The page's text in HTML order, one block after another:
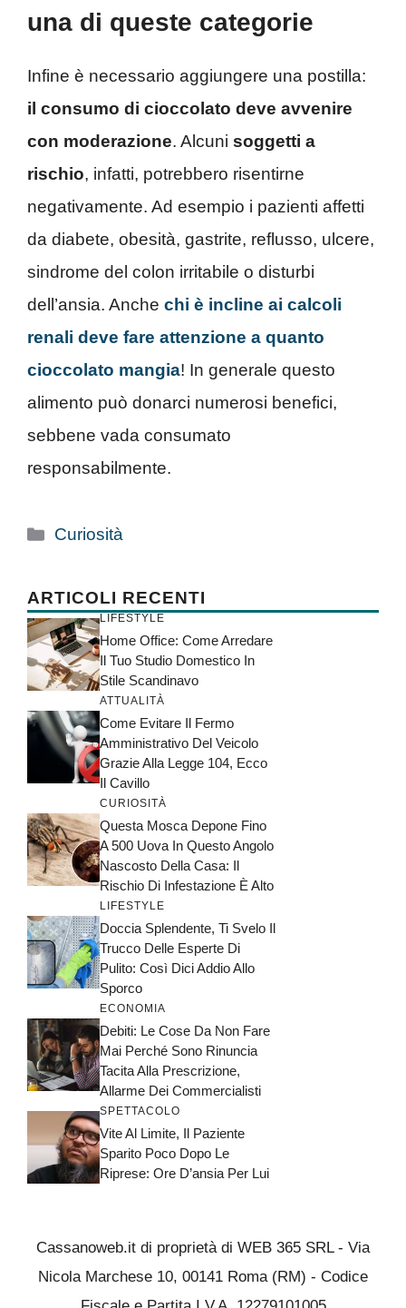
una di queste categorie
Infine è necessario aggiungere una postilla:
il consumo di cioccolato deve avvenire
con moderazione. Alcuni soggetti a
rischio, infatti, potrebbero risentirne
negativamente. Ad esempio i pazienti affetti
da diabete, obesità, gastrite, reflusso, ulcere,
sindrome del colon irritabile o disturbi
dell’ansia. Anche chi è incline ai calcoli
renali deve fare attenzione a quanto
cioccolato mangia! In generale questo
alimento può donarci numerosi benefici,
sebbene vada consumato
responsabilmente.
Categorie
Curiosità
ARTICOLI RECENTI
LIFESTYLE
Home Office: Come Arredare
Il Tuo Studio Domestico In
Stile Scandinavo
ATTUALITÀ
Come Evitare Il Fermo
Amministrativo Del Veicolo
Grazie Alla Legge 104, Ecco
Il Cavillo
CURIOSITÀ
Questa Mosca Depone Fino
A 500 Uova In Questo Angolo
Nascosto Della Casa: Il
Rischio Di Infestazione È Alto
LIFESTYLE
Doccia Splendente, Ti Svelo Il
Trucco Delle Esperte Di
Pulito: Così Dici Addio Allo
Sporco
ECONOMIA
Debiti: Le Cose Da Non Fare
Mai Perché Sono Rinuncia
Tacita Alla Prescrizione,
Allarme Dei Commercialisti
SPETTACOLO
Vite Al Limite, Il Paziente
Sparito Poco Dopo Le
Riprese: Ore D’ansia Per Lui
Cassanoweb.it di proprietà di WEB 365 SRL - Via
Nicola Marchese 10, 00141 Roma (RM) - Codice